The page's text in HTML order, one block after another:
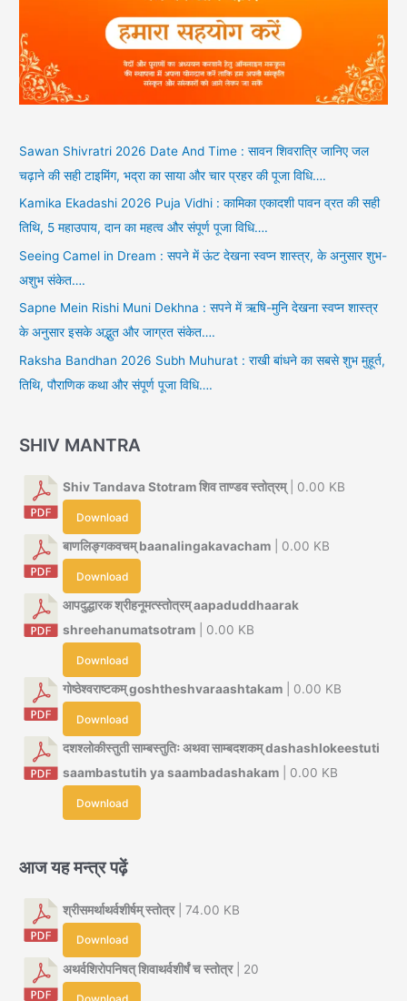
Sawan Shivratri 2026 Date And Time : सावन शिवरात्रि जानिए जल
चढ़ाने की सही टाइमिंग, भद्रा का साया और चार प्रहर की पूजा विधि….
Kamika Ekadashi 2026 Puja Vidhi : कामिका एकादशी पावन व्रत की सही
तिथि, 5 महाउपाय, दान का महत्व और संपूर्ण पूजा विधि….
Seeing Camel in Dream : सपने में ऊंट देखना स्वप्न शास्त्र, के अनुसार शुभ-
अशुभ संकेत….
Sapne Mein Rishi Muni Dekhna : सपने में ऋषि-मुनि देखना स्वप्न शास्त्र
के अनुसार इसके अद्भुत और जाग्रत संकेत….
Raksha Bandhan 2026 Subh Muhurat : राखी बांधने का सबसे शुभ मुहूर्त,
तिथि, पौराणिक कथा और संपूर्ण पूजा विधि….
SHIV MANTRA
Shiv Tandava Stotram शिव ताण्डव स्तोत्रम्| 0.00 KB
Download
बाणलिङ्गकवचम् baanalingakavacham | 0.00 KB
Download
आपदुद्धारक श्रीहनूमत्स्तोत्रम् aapaduddhaarak
shreehanumatsotram | 0.00 KB
Download
गोष्ठेश्वराष्टकम् goshtheshvaraashtakam | 0.00 KB
Download
दशश्लोकीस्तुती साम्बस्तुतिः अथवा साम्बदशकम् dashashlokeestuti
saambastutih ya saambadashakam | 0.00 KB
Download
आज यह मन्त्र पढ़ें
श्रीसमर्थाथर्वशीर्षम् स्तोत्र| 74.00 KB
Download
अथर्वशिरोपनिषत् शिवाथर्वशीर्षं च स्तोत्र| 20